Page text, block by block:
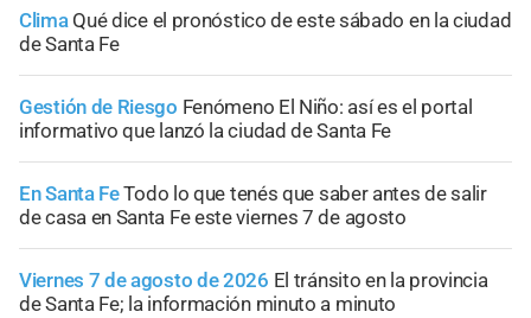
Clima Qué dice el pronóstico de este sábado en la ciudad
de Santa Fe
Gestión de Riesgo Fenómeno El Niño: así es el portal
informativo que lanzó la ciudad de Santa Fe
En Santa FeTodo lo que tenés que saber antes de salir
de casa en Santa Fe este viernes 7 de agosto
Viernes 7 de agosto de 2026 El tránsito en la provincia
de Santa Fe; la información minuto a minuto